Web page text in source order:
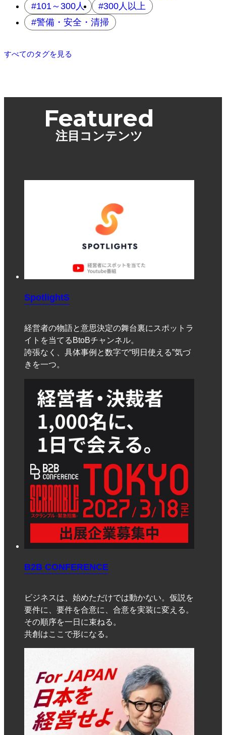
101～300人
300人以上
警備・安全・清掃
すべてのタグを見る
Featured
注目コンテンツ
SpotlightS
経営者の物語と意思決定の舞台裏にスポットラ
イトを当てるBtoBチャンネル。
誇張なく、具体事例と数字で“明日使える”気づ
きを一つ。
B2B CONFERENCE
ビジネスは、始めただけでは動かない。仮説を
要件に、要件を合意に、合意を実装に変える。
その順序を一日に束ねる。
共創はここで形になる。